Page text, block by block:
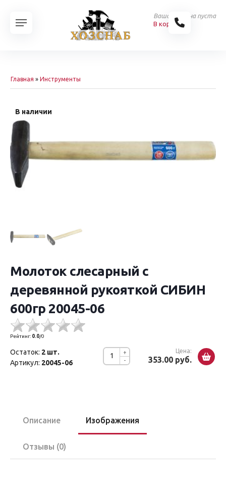
Ваша корзина пуста
В корзину
Главная » Инструменты
В наличии
Молоток слесарный с
деревянной рукояткой СИБИН
600гр 20045-06
Рейтинг: 0.0/0
-
+ Цена:
353.00 руб.
Остаток: 2 шт.
Артикул: 20045-06
Описание Изображения
Отзывы (0)